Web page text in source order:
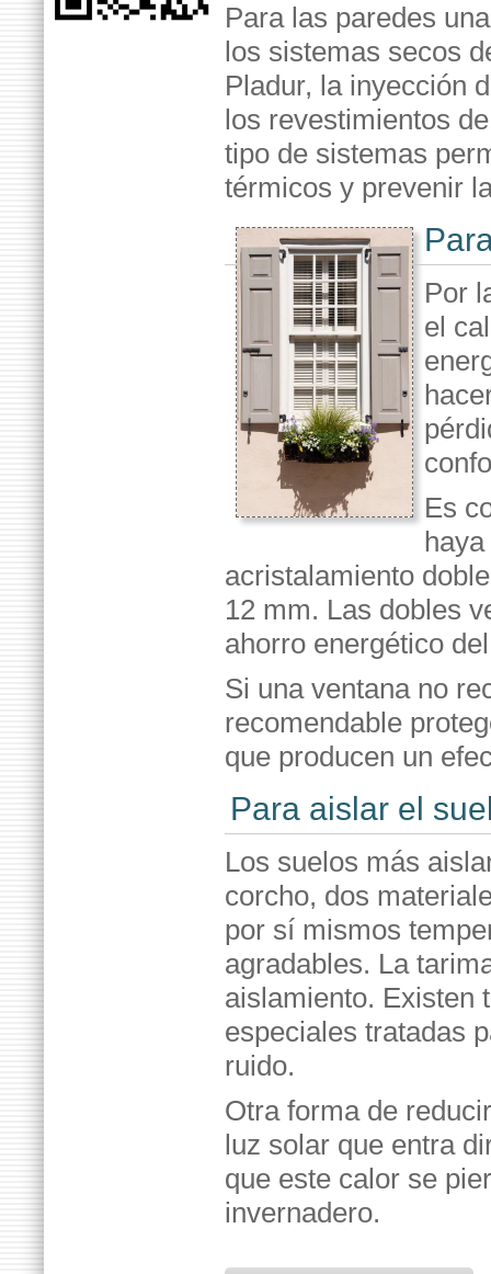
Para las paredes
los sistemas secos
Pladur, la inyección
los revestimientos
tipo de sistemas
térmicos y prevenir
Por
el
Es
acristalamiento
12 mm. Las dobles
ahorro energético
Si una ventana no
recomendable
que producen un
Para aislar el
Los suelos más
corcho, dos
por sí mismos
agradables. La
aislamiento. Existen
especiales tratadas
ruido.
Otra forma de
luz solar que entra
que este calor se
invernadero.